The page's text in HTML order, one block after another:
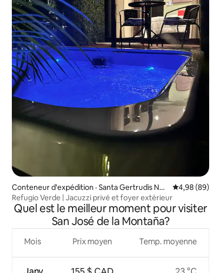
Conteneur d'expédition · Santa Gertrudis Nor
te
Note
4,98 (89)
Refugio Verde | Jacuzzi privé et foyer extérieur
Quel est le meilleur moment pour visiter
San José de la Montaña?
Mois Prix moyen Temp. moyenne